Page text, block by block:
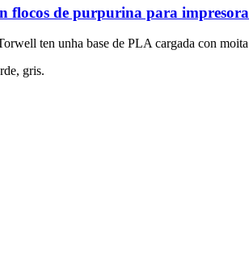
flocos de purpurina para
ten unha base de PLA cargada con
gris.